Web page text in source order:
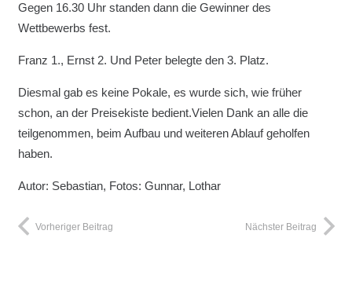
Gegen 16.30 Uhr standen dann die Gewinner des
Wettbewerbs fest.
Franz 1., Ernst 2. Und Peter belegte den 3. Platz.
Diesmal gab es keine Pokale, es wurde sich, wie früher
schon, an der Preisekiste bedient.Vielen Dank an alle die
teilgenommen, beim Aufbau und weiteren Ablauf geholfen
haben.
Autor: Sebastian, Fotos: Gunnar, Lothar
Vorheriger Beitrag Nächster Beitrag